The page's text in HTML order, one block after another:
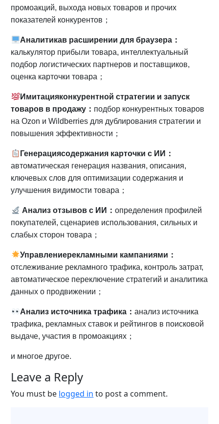
промоакций, выхода новых товаров и прочих
показателей конкурентов；
Аналитикав расширении для браузера：
калькулятор прибыли товара, интеллектуальный
подбор логистических партнеров и поставщиков,
оценка карточки товара；
Имитацияконкурентной стратегии и запуск
товаров в продажу ： подбор конкурентных товаров
на Ozon и Wildberries для дублирования стратегии и
повышения эффективности；
Генерациясодержания карточки с ИИ ：
автоматическая генерация названия, описания,
ключевых слов для оптимизации содержания и
улучшения видимости товара；
Анализ отзывов с ИИ ： определения профилей
покупателей, сценариев использования, сильных и
слабых сторон товара；
Управлениерекламными кампаниями ：
отслеживание рекламного трафика, контроль затрат,
автоматическое переключение стратегий и аналитика
данных о продвижении；
Анализ источника трафика： анализ источника
трафика, рекламных ставок и рейтингов в поисковой
выдаче, участия в промоакциях；
и многое другое.
Leave a Reply
You must be logged in to post a comment.